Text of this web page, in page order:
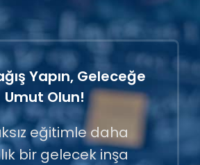
Yapın, Geleceğe
Umut Olun!
eğitimle daha
bir gelecek inşa